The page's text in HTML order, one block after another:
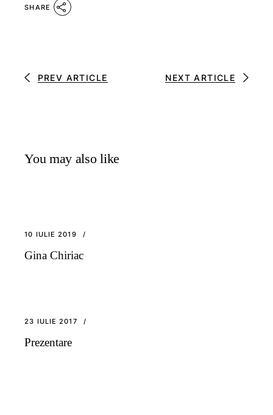
SHARE
PREV ARTICLE NEXT ARTICLE
You may also like
10 IULIE 2019
Gina Chiriac
23 IULIE 2017
Prezentare